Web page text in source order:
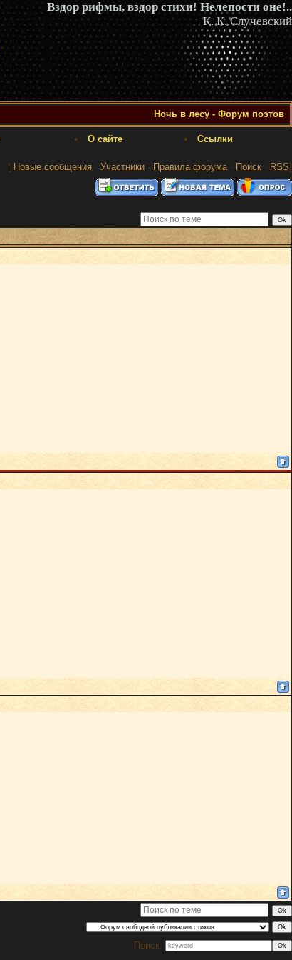
Вздор рифмы, вздор стихи! Нелепости оне!..
К. К. Случевский
Ночь в лесу - Форум поэтов
О сайте Ссылки
[ Новые сообщения · Участники · Правила форума· Поиск · RSS]
Поиск: